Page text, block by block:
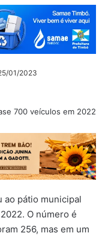
01/2023
ao pátio municipal
O número é
256, mas em um